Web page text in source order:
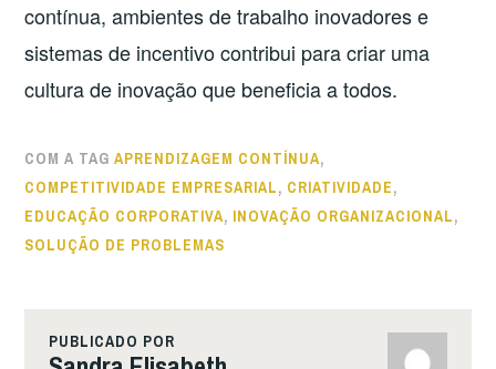
contínua, ambientes de trabalho inovadores e
sistemas de incentivo contribui para criar uma
cultura de inovação que beneficia a todos.
COM A TAGAPRENDIZAGEM CONTÍNUA,
COMPETITIVIDADE EMPRESARIAL, CRIATIVIDADE,
EDUCAÇÃO CORPORATIVA, INOVAÇÃO ORGANIZACIONAL,
SOLUÇÃO DE PROBLEMAS
PUBLICADO POR